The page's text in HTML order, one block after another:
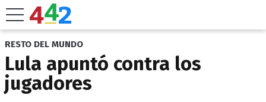
RESTO DEL MUNDO
Lula apuntó contra los
jugadores